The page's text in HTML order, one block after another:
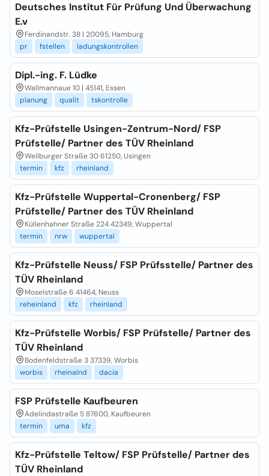
Deutsches Institut Für Prüfung Und Überwachung
E.v
Ferdinandstr. 38 | 20095, Hamburg
pr
fstellen ladungskontrollen
Dipl.-ing. F. Lüdke
Wallmannaue 10 | 45141, Essen
planung
qualit tskontrolle
Kfz-Prüfstelle Usingen-Zentrum-Nord/ FSP
Prüfstelle/ Partner des TÜV Rheinland
Weilburger Straße 30 61250, Usingen
termin
kfz rheinland
Kfz-Prüfstelle Wuppertal-Cronenberg/ FSP
Prüfstelle/ Partner des TÜV Rheinland
Küllenhahner Straße 224 42349, Wuppertal
termin
nrw wuppertal
Kfz-Prüfstelle Neuss/ FSP Prüfsstelle/ Partner des
TÜV Rheinland
Moselstraße 6 41464, Neuss
reheinland
kfz rheinland
Kfz-Prüfstelle Worbis/ FSP Prüfstelle/ Partner des
TÜV Rheinland
Bodenfeldstraße 3 37339, Worbis
worbis
rheinalnd dacia
FSP Prüfstelle Kaufbeuren
Adelindastraße 5 87600, Kaufbeuren
termin
uma kfz
Kfz-Prüfstelle Teltow/ FSP Prüfstelle/ Partner des
TÜV Rheinland